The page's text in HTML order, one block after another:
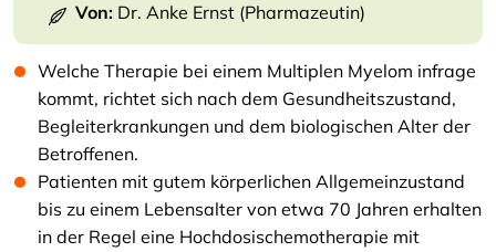
Von: Dr. Anke Ernst (Pharmazeutin)
Welche Therapie bei einem Multiplen Myelom infrage
kommt, richtet sich nach dem Gesundheitszustand,
Begleiterkrankungen und dem biologischen Alter der
Betroffenen.
Patienten mit gutem körperlichen Allgemeinzustand
bis zu einem Lebensalter von etwa 70 Jahren erhalten
in der Regel eine Hochdosischemotherapie mit